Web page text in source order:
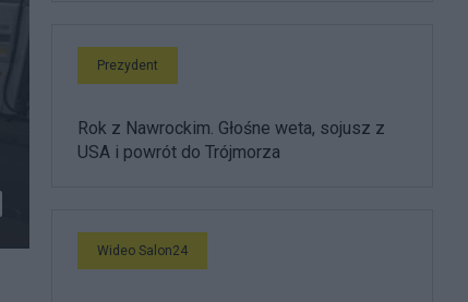
Prezydent
Rok z Nawrockim. Głośne weta, sojusz z
USA i powrót do Trójmorza
Wideo Salon24